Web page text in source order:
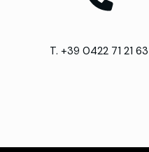
T. +39 0422 71 21 63